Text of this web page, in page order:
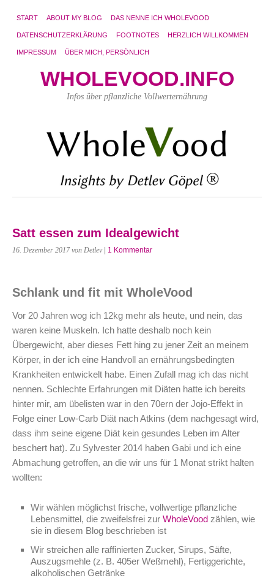
START ABOUT MY BLOG DAS NENNE ICH WHOLEVOOD
DATENSCHUTZERKLÄRUNG FOOTNOTES HERZLICH WILLKOMMEN
IMPRESSUM ÜBER MICH, PERSÖNLICH
WHOLEVOOD.INFO
Infos über pflanzliche Vollwerternährung
Satt essen zum Idealgewicht
16. Dezember 2017 von Detlev| 1 Kommentar
Schlank und fit mit WholeVood
Vor 20 Jahren wog ich 12kg mehr als heute, und nein, das
waren keine Muskeln. Ich hatte deshalb noch kein
Übergewicht, aber dieses Fett hing zu jener Zeit an meinem
Körper, in der ich eine Handvoll an ernährungsbedingten
Krankheiten entwickelt habe. Einen Zufall mag ich das nicht
nennen. Schlechte Erfahrungen mit Diäten hatte ich bereits
hinter mir, am übelisten war in den 70ern der Jojo-Effekt in
Folge einer Low-Carb Diät nach Atkins (dem nachgesagt wird,
dass ihm seine eigene Diät kein gesundes Leben im Alter
beschert hat). Zu Sylvester 2014 haben Gabi und ich eine
Abmachung getroffen, an die wir uns für 1 Monat strikt halten
wollten:
Wir wählen möglichst frische, vollwertige pflanzliche
Lebensmittel, die zweifelsfrei zur WholeVood zählen, wie
sie in diesem Blog beschrieben ist
Wir streichen alle raffinierten Zucker, Sirups, Säfte,
Auszugsmehle (z. B. 405er Weßmehl), Fertiggerichte,
alkoholischen Getränke